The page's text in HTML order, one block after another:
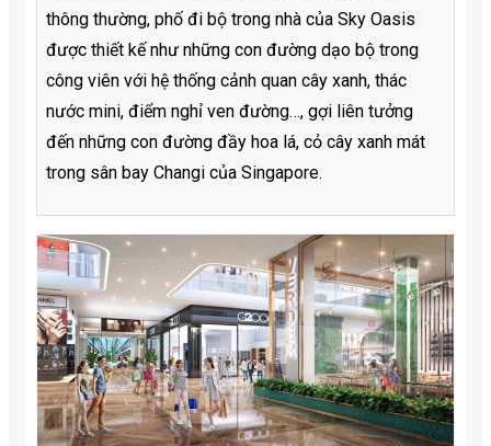
thông thường, phố đi bộ trong nhà của Sky Oasis
được thiết kế như những con đường dạo bộ trong
công viên với hệ thống cảnh quan cây xanh, thác
nước mini, điểm nghỉ ven đường…, gợi liên tưởng
đến những con đường đầy hoa lá, cỏ cây xanh mát
trong sân bay Changi của Singapore.